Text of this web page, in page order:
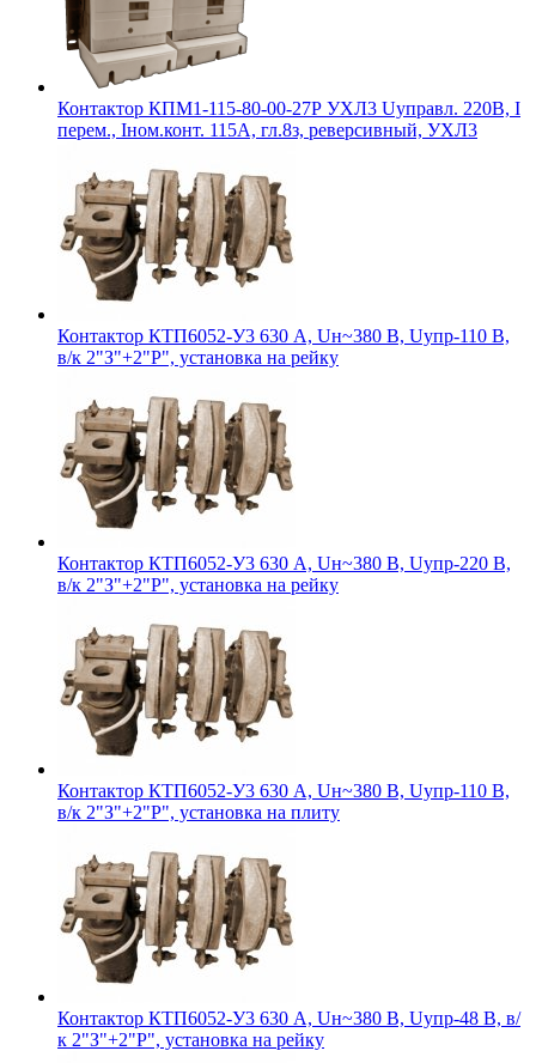
Контактор КПМ1-115-80-00-27Р УХЛ3 Uуправл. 220В, I
перем., Iном.конт. 115А, гл.8з, реверсивный, УХЛ3
Контактор КТП6052-У3 630 А, Uн~380 В, Uупр-110 В,
в/к 2"З"+2"Р", установка на рейку
Контактор КТП6052-У3 630 А, Uн~380 В, Uупр-220 В,
в/к 2"З"+2"Р", установка на рейку
Контактор КТП6052-У3 630 А, Uн~380 В, Uупр-110 В,
в/к 2"З"+2"Р", установка на плиту
Контактор КТП6052-У3 630 А, Uн~380 В, Uупр-48 В, в/
к 2"З"+2"Р", установка на рейку